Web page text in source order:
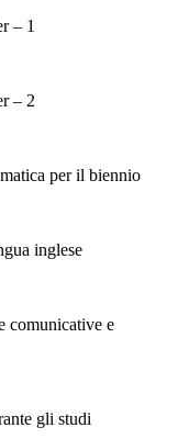
– 1
– 2
per il biennio
inglese
comunicative e
gli studi